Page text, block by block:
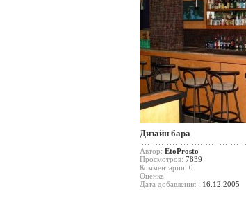
Дизайн бара
Автор: EtoProsto
Просмотров: 7839
Комментарии: 0
Оценка:
Дата добавления : 16.12.2005